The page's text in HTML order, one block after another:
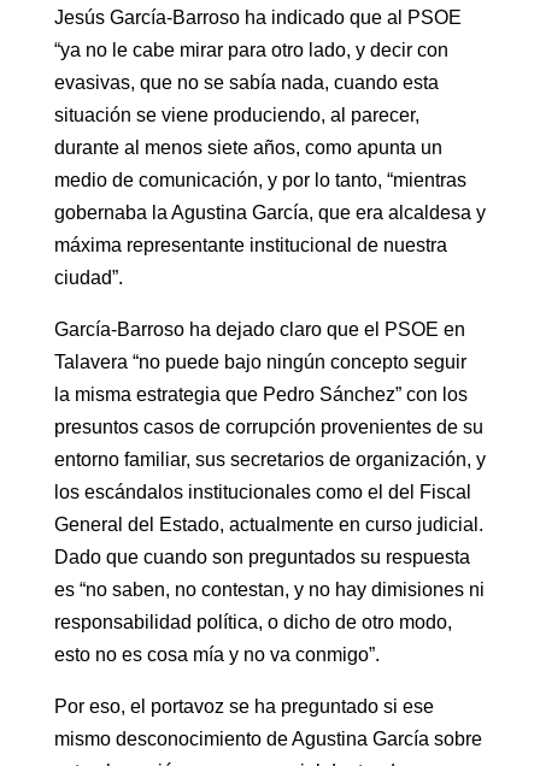
Jesús García-Barroso ha indicado que al PSOE
“ya no le cabe mirar para otro lado, y decir con
evasivas, que no se sabía nada, cuando esta
situación se viene produciendo, al parecer,
durante al menos siete años, como apunta un
medio de comunicación, y por lo tanto, “mientras
gobernaba la Agustina García, que era alcaldesa y
máxima representante institucional de nuestra
ciudad”.
García-Barroso ha dejado claro que el PSOE en
Talavera “no puede bajo ningún concepto seguir
la misma estrategia que Pedro Sánchez” con los
presuntos casos de corrupción provenientes de su
entorno familiar, sus secretarios de organización, y
los escándalos institucionales como el del Fiscal
General del Estado, actualmente en curso judicial.
Dado que cuando son preguntados su respuesta
es “no saben, no contestan, y no hay dimisiones ni
responsabilidad política, o dicho de otro modo,
esto no es cosa mía y no va conmigo”.
Por eso, el portavoz se ha preguntado si ese
mismo desconocimiento de Agustina García sobre